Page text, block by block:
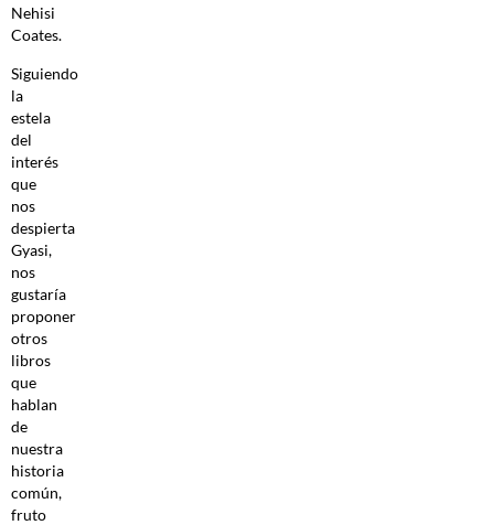
Nehisi
Coates.
Siguiendo
la
estela
del
interés
que
nos
despierta
Gyasi,
nos
gustaría
proponer
otros
libros
que
hablan
de
nuestra
historia
común,
fruto